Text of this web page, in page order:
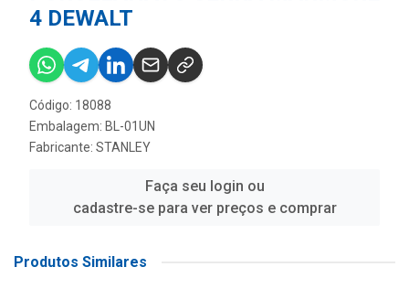
4 DEWALT
Código: 18088
Embalagem: BL-01UN
Fabricante: STANLEY
Faça seu login ou
cadastre-se para ver preços e comprar
Produtos Similares